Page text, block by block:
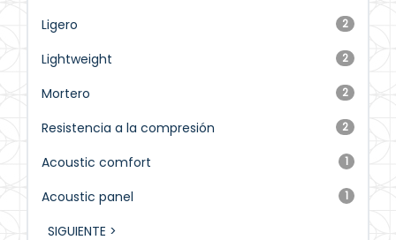
2
Ligero
2
Lightweight
2
Mortero
2
Resistencia a la compresión
1
Acoustic comfort
1
Acoustic panel
SIGUIENTE >